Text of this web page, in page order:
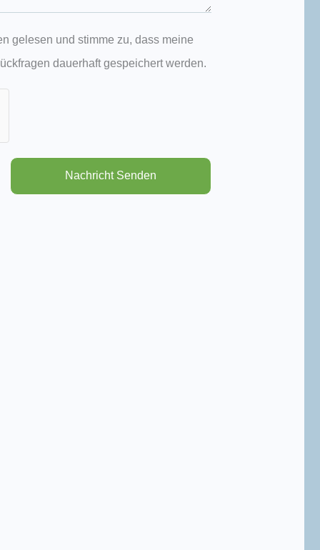
gelesen und stimme zu, dass meine
dauerhaft gespeichert werden.
Nachricht Senden